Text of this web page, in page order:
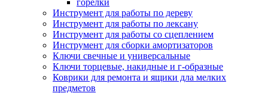
горелки
Инструмент для работы по дереву
Инструмент для работы по лексану
Инструмент для работы со сцеплением
Инструмент для сборки амортизаторов
Ключи свечные и универсальные
Ключи торцевые, накидные и г-образные
Коврики для ремонта и ящики дла мелких
предметов